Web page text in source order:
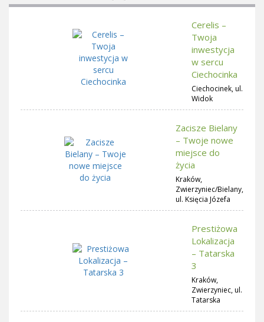
Cerelis –
Twoja
inwestycja
w sercu
Ciechocinka
Ciechocinek, ul.
Widok
Zacisze Bielany
– Twoje nowe
miejsce do
życia
Kraków,
Zwierzyniec/Bielany,
ul. Księcia Józefa
Prestiżowa
Lokalizacja
– Tatarska
3
Kraków,
Zwierzyniec, ul.
Tatarska